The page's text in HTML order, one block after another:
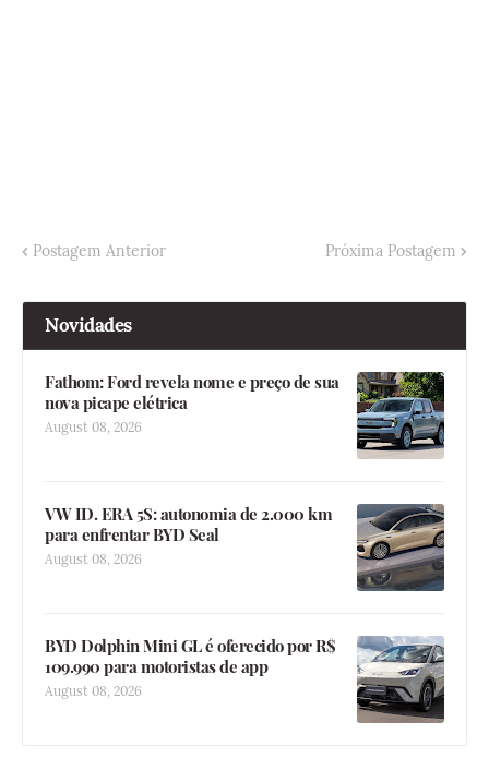
Postagem Anterior Próxima Postagem
Novidades
Fathom: Ford revela nome e preço de sua
nova picape elétrica
August 08, 2026
VW ID. ERA 5S: autonomia de 2.000 km
para enfrentar BYD Seal
August 08, 2026
BYD Dolphin Mini GL é oferecido por R$
109.990 para motoristas de app
August 08, 2026